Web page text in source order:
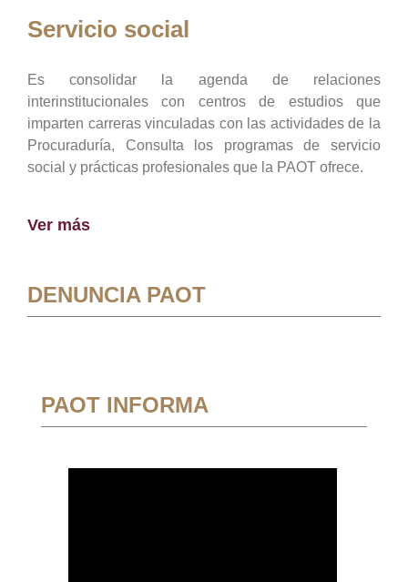
Servicio social
Es consolidar la agenda de relaciones
interinstitucionales con centros de estudios que
imparten carreras vinculadas con las actividades de la
Procuraduría, Consulta los programas de servicio
social y prácticas profesionales que la PAOT ofrece.
Ver más
DENUNCIA PAOT
PAOT INFORMA